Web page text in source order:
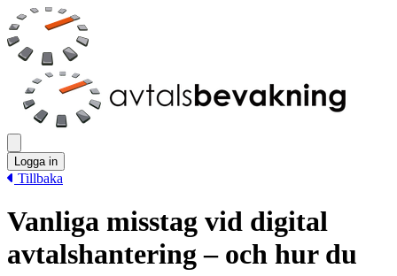
Logga in
Tillbaka
Vanliga misstag vid digital
avtalshantering – och hur du